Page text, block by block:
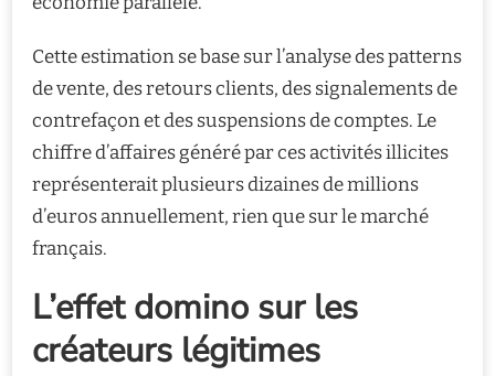
Cette estimation se base sur l’analyse des patterns
de vente, des retours clients, des signalements de
contrefaçon et des suspensions de comptes. Le
chiffre d’affaires généré par ces activités illicites
représenterait plusieurs dizaines de millions
d’euros annuellement, rien que sur le marché
français.
L’effet domino sur les
créateurs légitimes